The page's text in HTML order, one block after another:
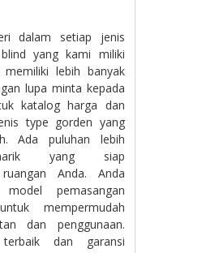
dalam setiap jenis
yang kami miliki
memiliki lebih banyak
lupa minta kepada
katalog harga dan
type gorden yang
Ada puluhan lebih
yang siap
Anda. Anda
pemasangan
mempermudah
dan penggunaan.
dan garansi